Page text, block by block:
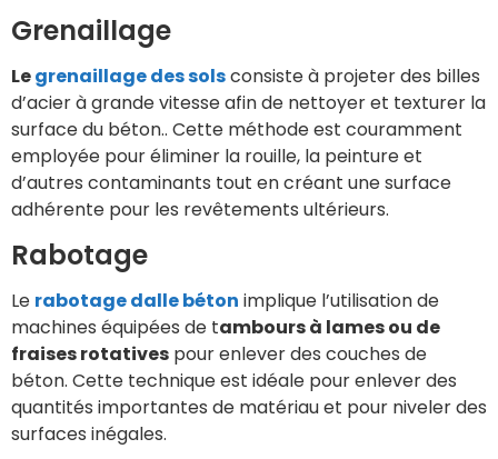
Grenaillage
Legrenaillage des solsconsiste à projeter des billes
d’acier à grande vitesse afin de nettoyer et texturer la
surface du béton.. Cette méthode est couramment
employée pour éliminer la rouille, la peinture et
d’autres contaminants tout en créant une surface
adhérente pour les revêtements ultérieurs.
Rabotage
Le rabotage dalle béton implique l’utilisation de
machines équipées de tambours à lames ou de
fraises rotatives pour enlever des couches de
béton. Cette technique est idéale pour enlever des
quantités importantes de matériau et pour niveler des
surfaces inégales.